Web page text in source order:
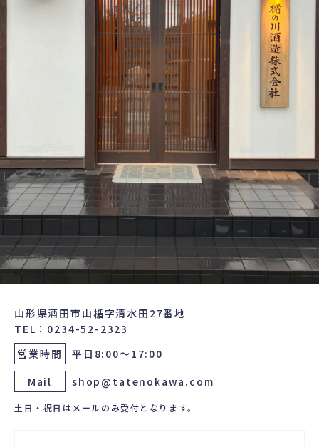
山形県酒田市山楯字清水田27番地
TEL：0234-52-2323
営業時間
平日8:00～17:00
Mail
shop@tatenokawa.com
土日・祝日はメールのみ受付となります。